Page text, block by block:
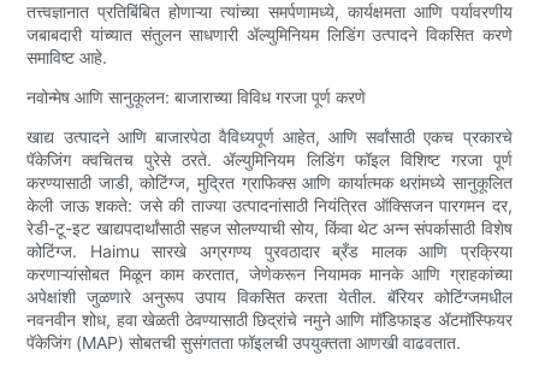
तत्त्वज्ञानात प्रतिबिंबित होणाऱ्या त्यांच्या समर्पणामध्ये, कार्यक्षमता आणि पर्यावरणीय
जबाबदारी यांच्यात संतुलन साधणारी ॲल्युमिनियम लिडिंग उत्पादने विकसित करणे
समाविष्ट आहे.
नवोन्मेष आणि सानुकूलन: बाजाराच्या विविध गरजा पूर्ण करणे
खाद्य उत्पादने आणि बाजारपेठा वैविध्यपूर्ण आहेत, आणि सर्वांसाठी एकच प्रकारचे
पॅकेजिंग क्वचितच पुरेसे ठरते. ॲल्युमिनियम लिडिंग फॉइल विशिष्ट गरजा पूर्ण
करण्यासाठी जाडी, कोटिंग्ज, मुद्रित ग्राफिक्स आणि कार्यात्मक थरांमध्ये सानुकूलित
केली जाऊ शकते: जसे की ताज्या उत्पादनांसाठी नियंत्रित ऑक्सिजन पारगमन दर,
रेडी-टू-इट खाद्यपदार्थांसाठी सहज सोलण्याची सोय, किंवा थेट अन्न संपर्कासाठी विशेष
कोटिंग्ज. Haimu सारखे अग्रगण्य पुरवठादार ब्रँड मालक आणि प्रक्रिया
करणाऱ्यांसोबत मिळून काम करतात, जेणेकरून नियामक मानके आणि ग्राहकांच्या
अपेक्षांशी जुळणारे अनुरूप उपाय विकसित करता येतील. बॅरियर कोटिंग्जमधील
नवनवीन शोध, हवा खेळती ठेवण्यासाठी छिद्रांचे नमुने आणि मॉडिफाइड ॲटमॉस्फियर
पॅकेजिंग (MAP) सोबतची सुसंगतता फॉइलची उपयुक्तता आणखी वाढवतात.